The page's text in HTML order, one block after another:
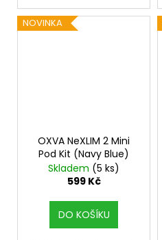
NOVINKA
OXVA NeXLIM 2 Mini
Pod Kit (Navy Blue)
Skladem (5 ks)
599 Kč
DO KOŠÍKU